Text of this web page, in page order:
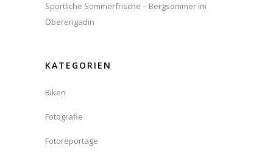
Sportliche Sommerfrische – Bergsommer im
Oberengadin
KATEGORIEN
Biken
Fotografie
Fotoreportage